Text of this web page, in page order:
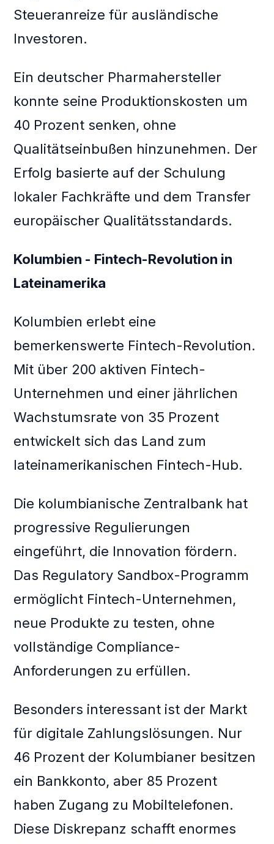
Steueranreize für ausländische
Investoren.
Ein deutscher Pharmahersteller
konnte seine Produktionskosten um
40 Prozent senken, ohne
Qualitätseinbußen hinzunehmen. Der
Erfolg basierte auf der Schulung
lokaler Fachkräfte und dem Transfer
europäischer Qualitätsstandards.
Kolumbien - Fintech-Revolution in
Lateinamerika
Kolumbien erlebt eine
bemerkenswerte Fintech-Revolution.
Mit über 200 aktiven Fintech-
Unternehmen und einer jährlichen
Wachstumsrate von 35 Prozent
entwickelt sich das Land zum
lateinamerikanischen Fintech-Hub.
Die kolumbianische Zentralbank hat
progressive Regulierungen
eingeführt, die Innovation fördern.
Das Regulatory Sandbox-Programm
ermöglicht Fintech-Unternehmen,
neue Produkte zu testen, ohne
vollständige Compliance-
Anforderungen zu erfüllen.
Besonders interessant ist der Markt
für digitale Zahlungslösungen. Nur
46 Prozent der Kolumbianer besitzen
ein Bankkonto, aber 85 Prozent
haben Zugang zu Mobiltelefonen.
Diese Diskrepanz schafft enormes